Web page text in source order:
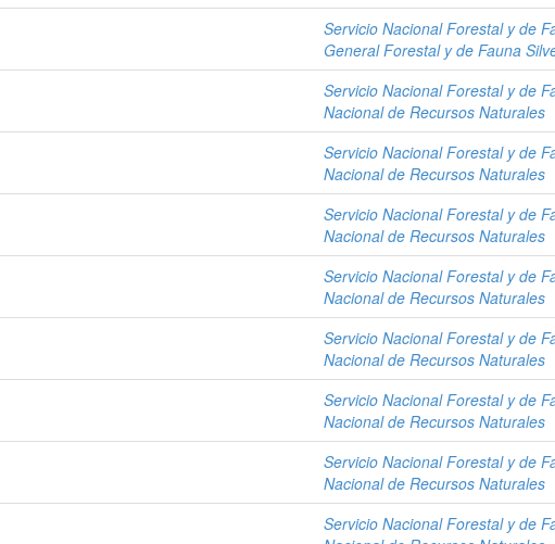
Servicio Nacional Forestal y de
General Forestal y de Fauna
Servicio Nacional Forestal y de
Nacional de Recursos Naturales
Servicio Nacional Forestal y de
Nacional de Recursos Naturales
Servicio Nacional Forestal y de
Nacional de Recursos Naturales
Servicio Nacional Forestal y de
Nacional de Recursos Naturales
Servicio Nacional Forestal y de
Nacional de Recursos Naturales
Servicio Nacional Forestal y de
Nacional de Recursos Naturales
Servicio Nacional Forestal y de
Nacional de Recursos Naturales
Servicio Nacional Forestal y de